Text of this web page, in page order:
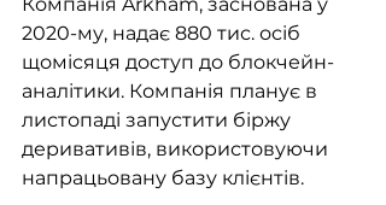
2020-му, надає 880 тис. осіб
щомісяця доступ до блокчейн-
аналітики. Компанія планує в
листопаді запустити біржу
деривативів, використовуючи
напрацьовану базу клієнтів.